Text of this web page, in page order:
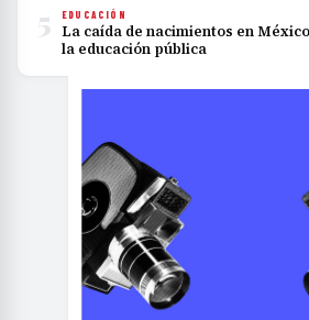
5 EDUCACIÓN
La caída de nacimientos en
la educación pública